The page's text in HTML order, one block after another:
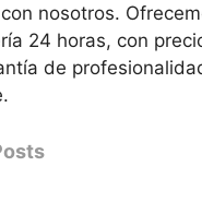
nosotros.
24 horas, con
de